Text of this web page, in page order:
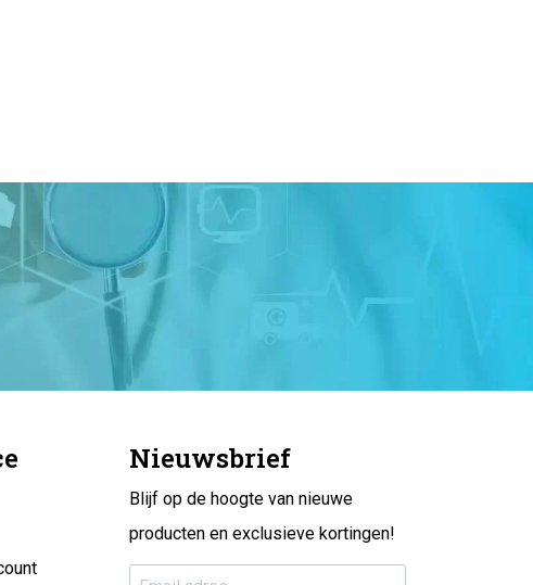
Nieuwsbrief
Blijf op de hoogte van nieuwe
producten en exclusieve kortingen!